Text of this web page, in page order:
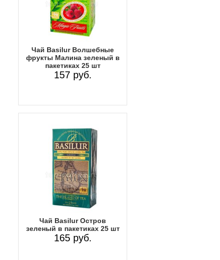
Чай Basilur Волшебные
фрукты Малина зеленый в
пакетиках 25 шт
157 руб.
Чай Basilur Остров
зеленый в пакетиках 25 шт
165 руб.